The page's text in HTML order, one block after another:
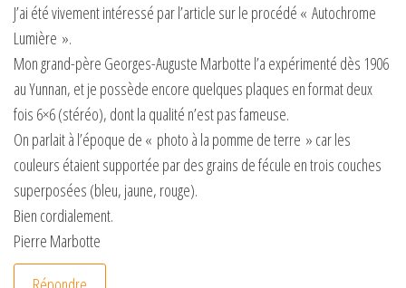
J’ai été vivement intéressé par l’article sur le procédé « Autochrome
Lumière ».
Mon grand-père Georges-Auguste Marbotte l’a expérimenté dès 1906
au Yunnan, et je possède encore quelques plaques en format deux
fois 6×6 (stéréo), dont la qualité n’est pas fameuse.
On parlait à l’époque de « photo à la pomme de terre » car les
couleurs étaient supportée par des grains de fécule en trois couches
superposées (bleu, jaune, rouge).
Bien cordialement.
Pierre Marbotte